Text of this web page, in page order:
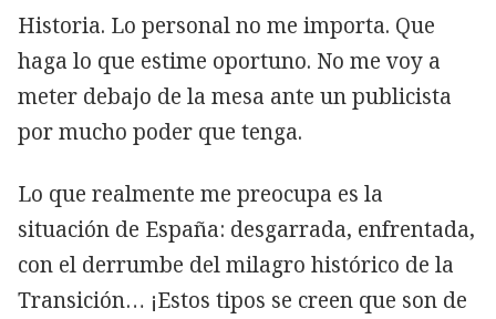
Historia. Lo personal no me importa. Que
haga lo que estime oportuno. No me voy a
meter debajo de la mesa ante un publicista
por mucho poder que tenga.
Lo que realmente me preocupa es la
situación de España: desgarrada, enfrentada,
con el derrumbe del milagro histórico de la
Transición… ¡Estos tipos se creen que son de